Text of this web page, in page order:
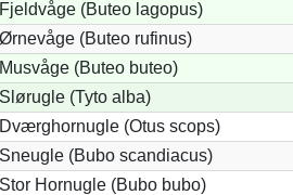
Fjeldvåge (Buteo lagopus)
Ørnevåge (Buteo rufinus)
Musvåge (Buteo buteo)
Slørugle (Tyto alba)
Dværghornugle (Otus scops)
Sneugle (Bubo scandiacus)
Stor Hornugle (Bubo bubo)